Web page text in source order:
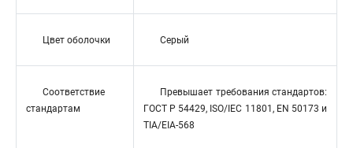
Цвет оболочки Серый
Соответствие
стандартам
Превышает требования стандартов:
ГОСТ Р 54429, ISO/IEC 11801, EN 50173 и
TIA/EIA-568